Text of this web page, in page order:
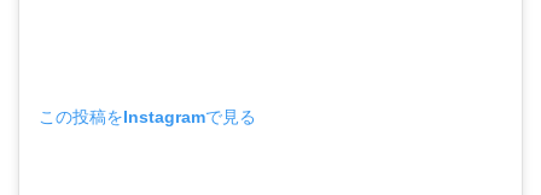
この投稿をInstagramで見る